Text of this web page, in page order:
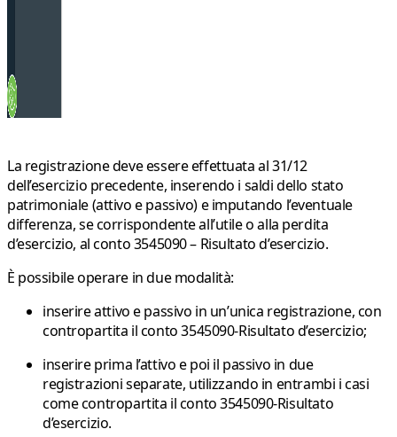
La registrazione deve essere effettuata al 31/12
dell’esercizio precedente, inserendo i saldi dello stato
patrimoniale (attivo e passivo) e imputando l’eventuale
differenza, se corrispondente all’utile o alla perdita
d’esercizio, alconto 3545090 – Risultato d’esercizio.
È possibile operare in due modalità:
inserire attivo e passivo in un’unica registrazione, con
contropartita il conto 3545090-Risultato d’esercizio;
inserire prima l’attivo e poi il passivo in due
registrazioni separate, utilizzando in entrambi i casi
come contropartita il conto 3545090-Risultato
d’esercizio.